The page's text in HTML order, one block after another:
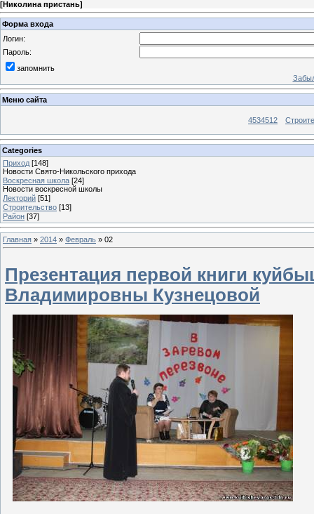
[Николина пристань]
Форма входа
Логин:
Пароль:
запомнить
Меню сайта
4534512
Categories
Приход [148]
Новости Свято-Никольского прихода
Воскресная школа [24]
Новости воскресной школы
Лекторий [51]
Строительство [13]
Район [37]
Главная » 2014 » Февраль » 02
Презентация первой книги
Владимировны Кузнецовой